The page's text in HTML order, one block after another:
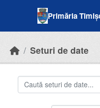
Primăria
Seturi de date